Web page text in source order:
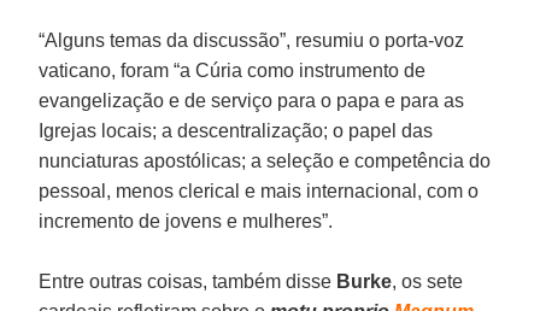
“Alguns temas da discussão”, resumiu o porta-voz
vaticano, foram “a Cúria como instrumento de
evangelização e de serviço para o papa e para as
Igrejas locais; a descentralização; o papel das
nunciaturas apostólicas; a seleção e competência do
pessoal, menos clerical e mais internacional, com o
incremento de jovens e mulheres”.
Entre outras coisas, também disse Burke, os sete